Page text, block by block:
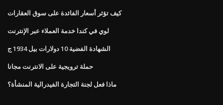
كيف تؤثر أسعار الفائدة على سوق العقارات
لوي في كندا خدمة العملاء عبر الإنترنت
الشهادة الفضية 10 دولارات بيل 1934 ج
حملة ترويجية على الانترنت مجانا
ماذا فعل لجنة التجارة الفيدرالية المنشأة؟